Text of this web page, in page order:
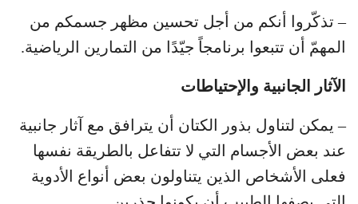
– تذكّروا أنكم من أجل تحسين مظهر جسمكم من
المهمّ أن تتبعوا برنامجاً جيّدًا من التمارين الرياضية.
الآثار الجانبية والإحتياطات
– يمكن لتناول بذور الكتان أن يترافق مع آثار جانبية
عند بعض الأجسام التي لا تتفاعل بالطريقة نفسها
فعلى الأشخاص الذين يتناولون بعض أنواع الأدوية